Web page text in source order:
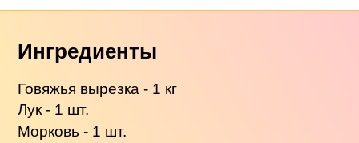
Ингредиенты
Говяжья вырезка - 1 кг
Лук - 1 шт.
Морковь - 1 шт.